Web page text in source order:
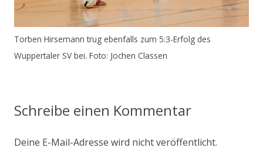
Torben Hirsemann trug ebenfalls zum 5:3-Erfolg des
Wuppertaler SV bei. Foto: Jochen Classen
Schreibe einen Kommentar
Deine E-Mail-Adresse wird nicht veröffentlicht.